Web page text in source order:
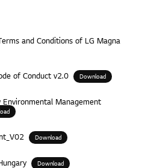
and Conditions of LG Magna
of Conduct v2.0 Download
Environmental Management
Download
Download